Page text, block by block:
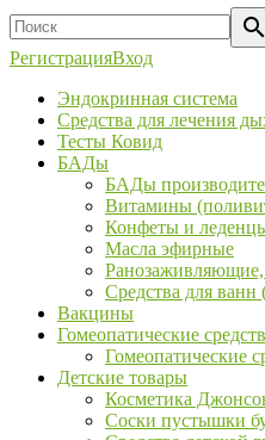
РегистрацияВход
Эндокринная система
Средства для лечения
Тесты Ковид
БАДы
БАДы
Витамины
Конфеты и
Масла эфирные
Средства для ванн
Вакцины
Гомеопатические
Гомеопатические
Детские товары
Косметика
Соски пустышки